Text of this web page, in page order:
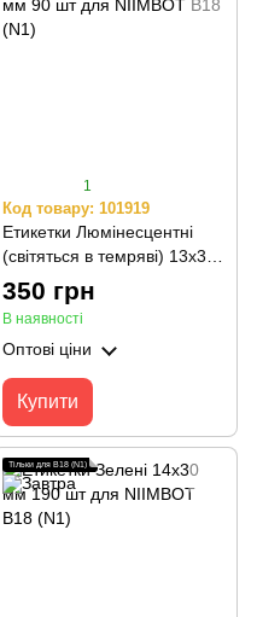
1
Код товару: 101919
Етикетки Люмінесцентні
(світяться в темряві) 13х35
мм 90 шт для NIIMBOT B18
(N1)
350 грн
В наявності
Оптові ціни
Купити
Тільки для B18 (N1)